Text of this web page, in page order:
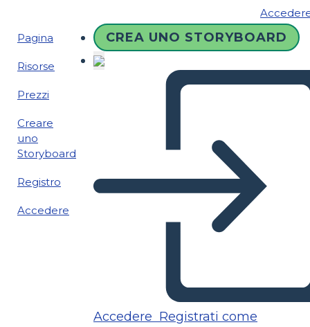
Pagina
Risorse
Prezzi
Creare
uno
Storyboard
Registro
Accedere
CREA UNO STORYBOARD
Accedere Registrati come